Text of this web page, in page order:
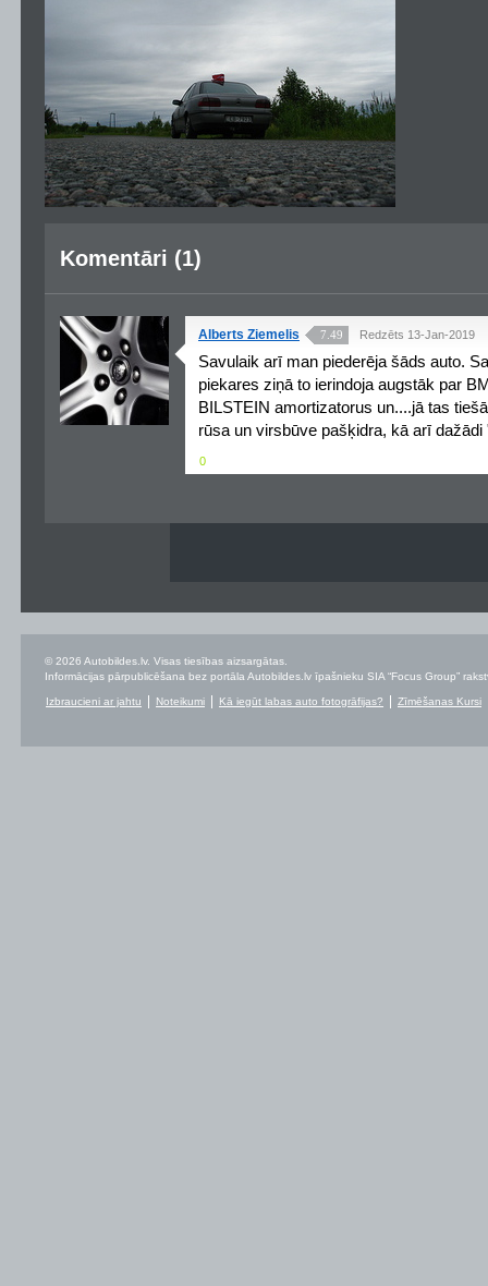
Komentāri (1)
Alberts Ziemelis 7.49 Redzēts 13-Jan-2019
Savulaik arī man piederēja šāds auto.
piekares ziņā to ierindoja augstāk par
BILSTEIN amortizatorus un....jā tas
rūsa un virsbūve pašķidra, kā arī dažādi
0
© 2026 Autobildes.lv. Visas tiesības aizsargātas.
Informācijas pārpublicēšana bez portāla Autobildes.lv īpašnieku SIA “Focus Group”
Izbraucieni ar jahtu Noteikumi Kā iegūt labas auto fotogrāfijas? Zīmēšanas Kursi